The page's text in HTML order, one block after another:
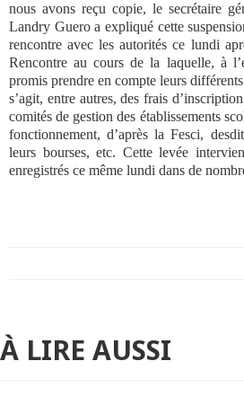
nous avons reçu copie, le secrétaire
Landry Guero a expliqué cette
rencontre avec les autorités ce lundi
Rencontre au cours de la laquelle, à
promis prendre en compte leurs
s’agit, entre autres, des frais
comités de gestion des établissements
fonctionnement, d’après la Fesci,
leurs bourses, etc. Cette levée
enregistrés ce même lundi dans de
À LIRE AUSSI